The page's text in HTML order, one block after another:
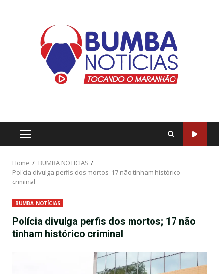
Home
BUMBA NOTÍCIAS
Polícia divulga perfis dos mortos; 17 não tinham histórico
criminal
BUMBA NOTÍCIAS
Polícia divulga perfis dos mortos; 17 não
tinham histórico criminal